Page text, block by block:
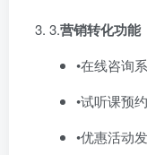
3.​营销转化功能
•在线咨询
•试听课预
•优惠活动